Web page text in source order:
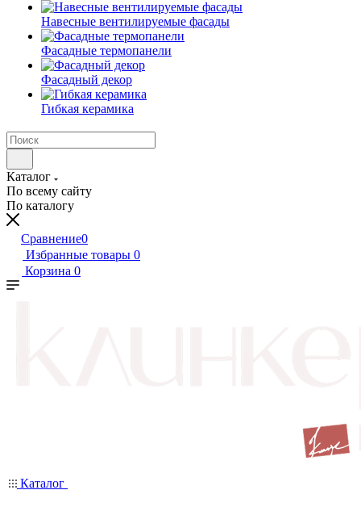
Навесные вентилируемые фасады
Фасадные термопанели
Фасадный декор
Гибкая керамика
Каталог
По всему сайту
По каталогу
Сравнение0
Избранные товары 0
Корзина 0
Каталог